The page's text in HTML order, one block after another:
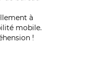
à
mobile.
!